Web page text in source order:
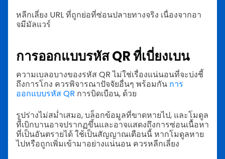
หลีกเลี่ยง URL ที่ถูกย่อที่ซ่อนปลายทางจริง เนื่องจากอา
จมีมัลแวร์
การออกแบบรหัส QR ที่เบี่ยงเบน
ความเบลอบางของรหัส QR ไม่ใช่เรื่องแน่นอนที่จะบ่งชี้
ถึงการโกง ควรพิจารณาปัจจัยอื่นๆ พร้อมกัน การ
ออกแบบรหัส QR การบิดเบือน, ด้วย
รูปร่างไม่สม่ำเสมอ, บล็อกข้อมูลที่ขาดหายไป, และโมดูล
ที่เบิกบานอาจปรากฏขึ้นและอาจแสดงถึงการซ่อนเนื้อหา
ที่เป็นอันตรายได้ ใช้เป็นสัญญาณเตือนนี้ หากโมดูลหาย
ไปหรือถูกเพิ่มเข้ามาอย่างแน่นอน ควรหลีกเลี่ยง